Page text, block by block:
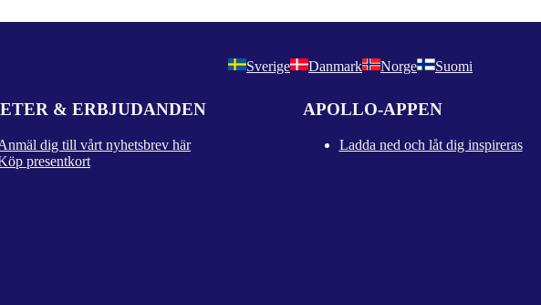
Sverige Danmark Norge Suomi
& ERBJUDANDEN
dig till vårt nyhetsbrev här
presentkort
APOLLO-APPEN
Ladda ned och låt dig inspireras